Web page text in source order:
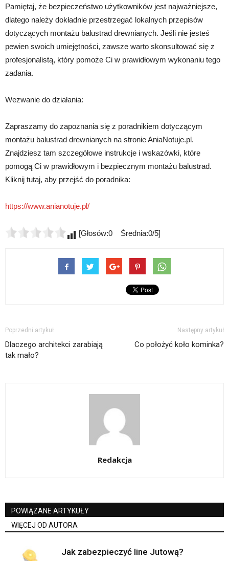
Pamiętaj, że bezpieczeństwo użytkowników jest najważniejsze,
dlatego należy dokładnie przestrzegać lokalnych przepisów
dotyczących montażu balustrad drewnianych. Jeśli nie jesteś
pewien swoich umiejętności, zawsze warto skonsultować się z
profesjonalistą, który pomoże Ci w prawidłowym wykonaniu tego
zadania.
Wezwanie do działania:
Zapraszamy do zapoznania się z poradnikiem dotyczącym
montażu balustrad drewnianych na stronie AniaNotuje.pl.
Znajdziesz tam szczegółowe instrukcje i wskazówki, które
pomogą Ci w prawidłowym i bezpiecznym montażu balustrad.
Kliknij tutaj, aby przejść do poradnika:
https://www.anianotuje.pl/
[Głosów:0 Średnia:0/5]
Poprzedni artykuł
Dlaczego architekci zarabiają
tak mało?
Następny artykuł
Co położyć koło kominka?
Redakcja
POWIĄZANE ARTYKUŁY
WIĘCEJ OD AUTORA
Jak zabezpieczyć line Jutową?